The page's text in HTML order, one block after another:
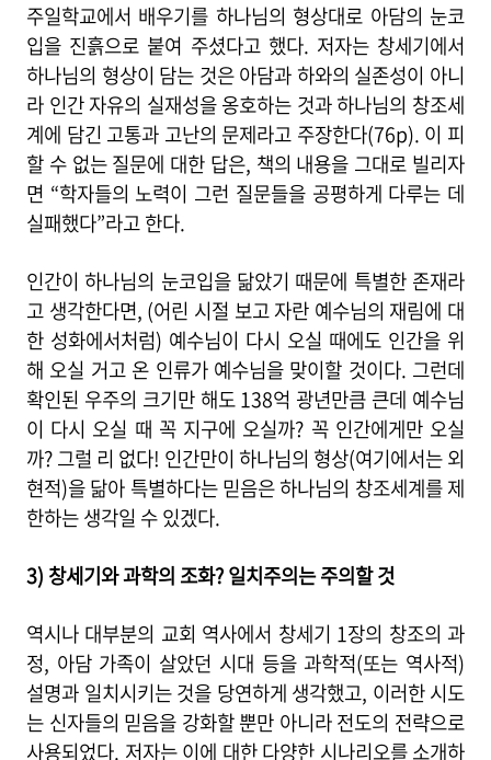
주일학교에서 배우기를 하나님의 형상대로 아담의 눈코
입을 진흙으로 붙여 주셨다고 했다. 저자는 창세기에서
하나님의 형상이 담는 것은 아담과 하와의 실존성이 아니
라 인간 자유의 실재성을 옹호하는 것과 하나님의 창조세
계에 담긴 고통과 고난의 문제라고 주장한다(76p). 이 피
할 수 없는 질문에 대한 답은, 책의 내용을 그대로 빌리자
면 “학자들의 노력이 그런 질문들을 공평하게 다루는 데
실패했다”라고 한다.
인간이 하나님의 눈코입을 닮았기 때문에 특별한 존재라
고 생각한다면, (어린 시절 보고 자란 예수님의 재림에 대
한 성화에서처럼) 예수님이 다시 오실 때에도 인간을 위
해 오실 거고 온 인류가 예수님을 맞이할 것이다. 그런데
확인된 우주의 크기만 해도 138억 광년만큼 큰데 예수님
이 다시 오실 때 꼭 지구에 오실까? 꼭 인간에게만 오실
까? 그럴 리 없다! 인간만이 하나님의 형상(여기에서는 외
현적)을 닮아 특별하다는 믿음은 하나님의 창조세계를 제
한하는 생각일 수 있겠다.
3) 창세기와 과학의 조화? 일치주의는 주의할 것
역시나 대부분의 교회 역사에서 창세기 1장의 창조의 과
정, 아담 가족이 살았던 시대 등을 과학적(또는 역사적)
설명과 일치시키는 것을 당연하게 생각했고, 이러한 시도
는 신자들의 믿음을 강화할 뿐만 아니라 전도의 전략으로
사용되었다. 저자는 이에 대한 다양한 시나리오를 소개하